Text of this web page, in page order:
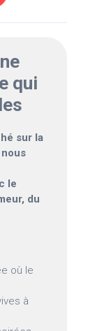
qui
sur la
le
du
où le
à